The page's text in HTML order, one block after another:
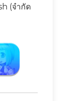
(จำกัด